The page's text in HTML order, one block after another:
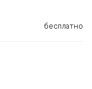
бесплатно